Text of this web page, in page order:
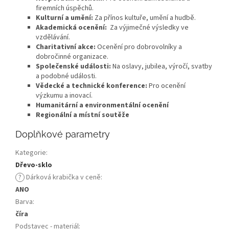
firemních úspěchů.
Kulturní a umění: Za přínos kultuře, umění a hudbě.
Akademická ocenění: Za výjimečné výsledky ve
vzdělávání.
Charitativní akce: Ocenění pro dobrovolníky a
dobročinné organizace.
Společenské události: Na oslavy, jubilea, výročí, svatby
a podobné události.
Vědecké a technické konference: Pro ocenění
výzkumu a inovací.
Humanitární a environmentální ocenění
Regionální a místní soutěže
Doplňkové parametry
Kategorie:
Dřevo-sklo
? Dárková krabička v ceně:
ANO
Barva:
číra
Podstavec - materiál: